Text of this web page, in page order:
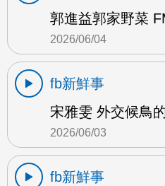
郭進益郭家野菜
2026/06/04
fb新鮮事
宋雅雯 外交候鳥
2026/06/03
fb新鮮事